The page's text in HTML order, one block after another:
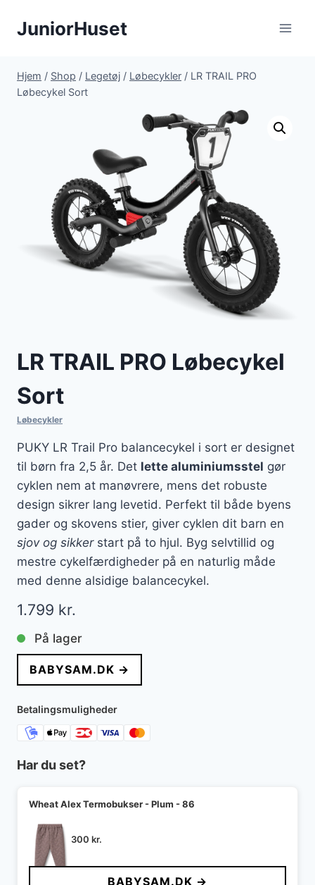
JuniorHuset
Hjem / Shop / Legetøj / Løbecykler / LR TRAIL PRO
Løbecykel Sort
LR TRAIL PRO Løbecykel
Sort
Løbecykler
PUKY LR Trail Pro balancecykel i sort er designet
til børn fra 2,5 år. Det lette aluminiumsstel gør
cyklen nem at manøvrere, mens det robuste
design sikrer lang levetid. Perfekt til både byens
gader og skovens stier, giver cyklen dit barn en
sjov og sikkerstart på to hjul. Byg selvtillid og
mestre cykelfærdigheder på en naturlig måde
med denne alsidige balancecykel.
1.799 kr.
På lager
BABYSAM.DK →
Betalingsmuligheder
Har du set?
Wheat Alex Termobukser - Plum - 86
300 kr.
BABYSAM.DK →